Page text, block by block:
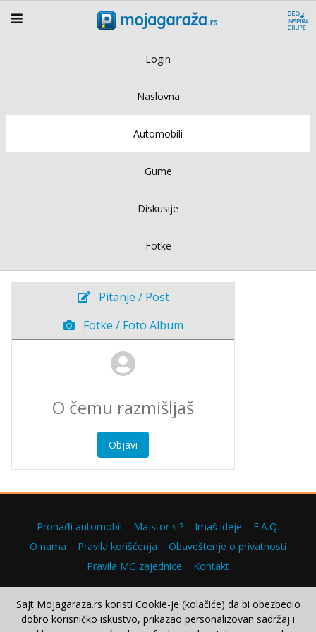
Login
Naslovna
Automobili
Gume
Diskusije
Fotke
Pitanje / Post
Fotke / Foto Album
Objavi
Pronađi automobil Majstor si? Imaš ideje
F.A.Q.
O nama
Pravila korišćenja
Obaveštenje o privatnosti
Pravila MG zajednice
Kontakt
Copyright © 2000–2026.
Sajt Mojagaraza.rs koristi Cookie-je (kolačiće) da bi obezbedio
dobro korisničko iskustvo, prikazao personalizovan sadržaj i